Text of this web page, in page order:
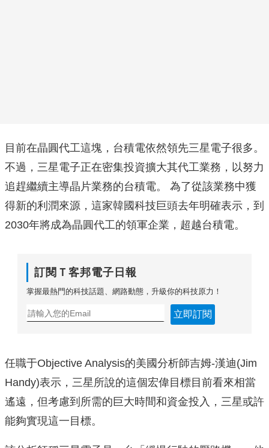
目前在晶圓代工這塊，台積電依然領先三星電子很多。
不過，三星電子正在密集投資擴大其代工業務，以努力
追趕繼續主導晶片業務的台積電。 為了從該業務中獲
得新的利潤來源，這家韓國科技巨頭去年明確表示，到
2030年將成為晶圓代工的領軍企業，超越台積電。
訂閱Ｔ客邦電子日報
掌握最熱門的科技話題、網路動態，升級你的科技原力！
立即訂閱
任職于Objective Analysis的美國分析師吉姆-漢迪(Jim
Handy)表示，三星所說的這個宏偉目標目前看來相當
遙遠，但考慮到所需的巨大時間和資金投入，三星或許
能夠實現這一目標。